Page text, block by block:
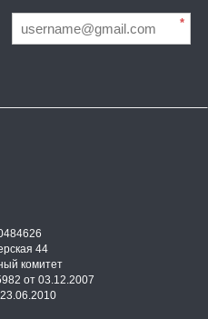
*
44
комитет
от 03.12.2007